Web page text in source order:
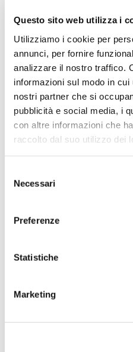
Questo sito web utilizza i
Utilizziamo i cookie per
annunci, per fornire
analizzare il nostro traffico.
informazioni sul modo in
nostri partner che si
pubblicità e social media, i
con altre informazioni che
raccolto dal suo utilizzo dei
delNecessari
Preferenze
Statistiche
Marketing